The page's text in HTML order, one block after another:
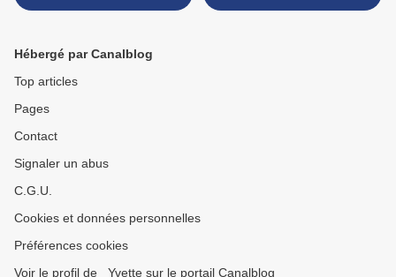
Hébergé par Canalblog
Top articles
Pages
Contact
Signaler un abus
C.G.U.
Cookies et données personnelles
Préférences cookies
Voir le profil de _Yvette sur le portail Canalblog